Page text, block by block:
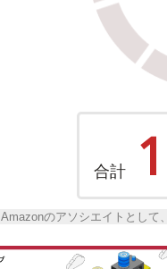
合計
Amazonのアソシエイトとして